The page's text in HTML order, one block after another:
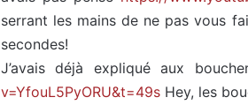
serrant les mains de ne pas vous
secondes!
J’avais déjà expliqué aux
v=YfouL5PyORU&t=49s Hey, les